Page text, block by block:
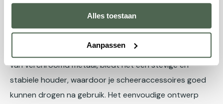
Alles toestaan
Aanpassen
Chroom
Muhle Sophist Scheerkwast & Razor Standaard
Chroomis een praktische standaard voor het netjes
opbergen van je scheerkwast en scheermes. Gemaakt
van verchroomd metaal, biedt het een stevige en
stabiele houder, waardoor je scheeraccessoires goed
kunnen drogen na gebruik. Het eenvoudige ontwerp